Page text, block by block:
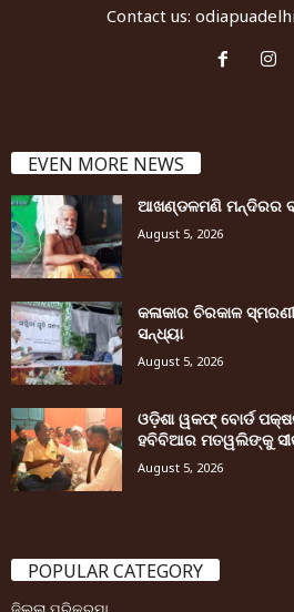
Contact us:
EVEN MORE NEWS
ଆଖଣ୍ଡଳମଣି ମନ୍ଦିରର
August 5, 2026
କଳାକାର ଚିରକାଳ
ସନ୍ଧ୍ୟା
August 5, 2026
ଓଡ଼ିଶା ୱକଫ୍ ବୋର୍ଡ
ହବିବିଆର ମତୱଲିଙ୍କୁ
August 5, 2026
POPULAR CATEGORY